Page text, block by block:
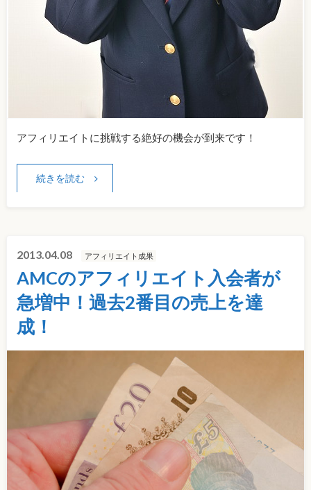
アフィリエイトに挑戦する絶好の機会が到来です！
続きを読む
2013.04.08 アフィリエイト成果
AMCのアフィリエイト入会者が
急増中！過去2番目の売上を達
成！